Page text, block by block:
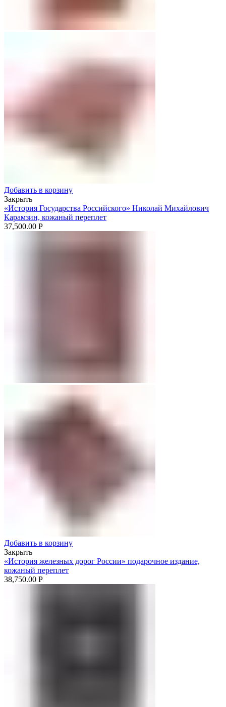
Добавить в корзину
Закрыть
«История Государства Российского» Николай Михайлович
Карамзин, кожаный переплет
37,500.00 Р
Добавить в корзину
Закрыть
«История железных дорог России» подарочное издание,
кожаный переплет
38,750.00 Р